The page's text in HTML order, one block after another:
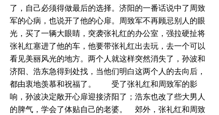
了，自己必须得做最后的选择。济阳的一番话说中了周致
军的心病，也说开了他的心扉。周致军不再顾忌别人的眼
光，买了一辆大眼睛，突袭张礼红的办公室，强拉硬扯将
张礼红塞进了他的车，他要带张礼红出去玩，去一个可以
看见美丽风光的地方。两个人就这样突然消失了，孙波和
济阳、浩东急得到处找，当他们明白这两个人的去向后，
都由衷地羡慕和祝福了。 受了张礼红和周致军的影
响，孙波决定敞开心扉迎接济阳了；浩东也改了些大男人
的脾气，学会了体贴自己的老婆。 郊外，张礼红和周致